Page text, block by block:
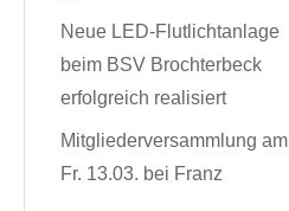
Neue LED-Flutlichtanlage
beim BSV Brochterbeck
erfolgreich realisiert
Mitgliederversammlung am
Fr. 13.03. bei Franz